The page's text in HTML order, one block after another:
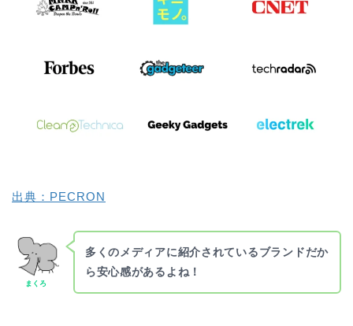
出典：PECRON
まくろ
多くのメディアに紹介されているブランドだか
ら安心感があるよね！